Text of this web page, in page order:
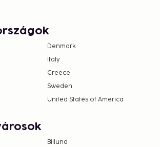
Denmark
Italy
Greece
Sweden
United States of America
Billund